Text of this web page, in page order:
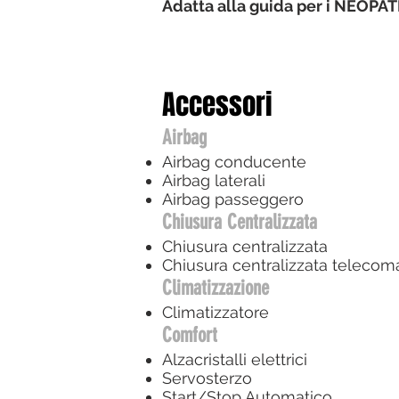
Adatta alla guida per i
Accessori
Airbag
Airbag conducente
Airbag laterali
Airbag passeggero
Chiusura Centralizzata
Chiusura centralizzata
Chiusura centralizzata
Climatizzazione
Climatizzatore
Comfort
Alzacristalli elettrici
Servosterzo